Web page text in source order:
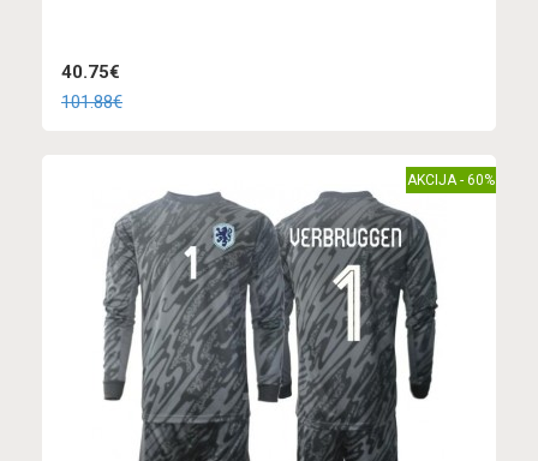
40.75€
101.88€
AKCIJA - 60%